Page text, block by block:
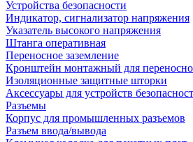
Устройства безопасности
Индикатор, сигнализатор напряжения
Указатель высокого напряжения
Штанга оперативная
Переносное заземление
Кронштейн монтажный для
Изоляционные защитные шторки
Аксессуары для устройств
Разъемы
Корпус для промышленных разъемов
Разъем ввода/вывода